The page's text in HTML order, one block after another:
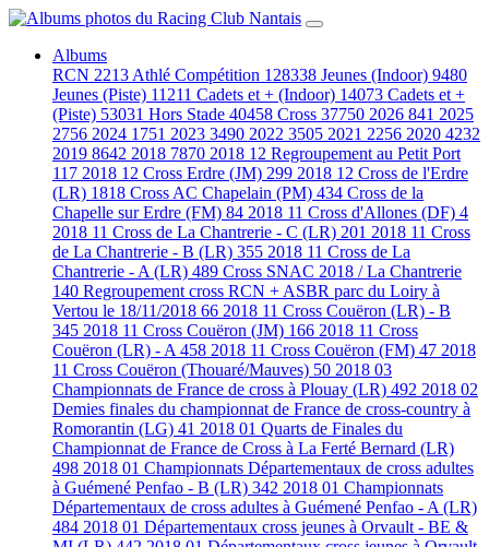
Albums
RCN 2213 Athlé Compétition 128338 Jeunes (Indoor) 9480
Jeunes (Piste) 11211 Cadets et + (Indoor) 14073 Cadets et +
(Piste) 53031 Hors Stade 40458 Cross 37750 2026 841 2025
2756 2024 1751 2023 3490 2022 3505 2021 2256 2020 4232
2019 8642 2018 7870 2018 12 Regroupement au Petit Port
117 2018 12 Cross Erdre (JM) 299 2018 12 Cross de l'Erdre
(LR) 1818 Cross AC Chapelain (PM) 434 Cross de la
Chapelle sur Erdre (FM) 84 2018 11 Cross d'Allones (DF) 4
2018 11 Cross de La Chantrerie - C (LR) 201 2018 11 Cross
de La Chantrerie - B (LR) 355 2018 11 Cross de La
Chantrerie - A (LR) 489 Cross SNAC 2018 / La Chantrerie
140 Regroupement cross RCN + ASBR parc du Loiry à
Vertou le 18/11/2018 66 2018 11 Cross Couëron (LR) - B
345 2018 11 Cross Couëron (JM) 166 2018 11 Cross
Couëron (LR) - A 458 2018 11 Cross Couëron (FM) 47 2018
11 Cross Couëron (Thouaré/Mauves) 50 2018 03
Championnats de France de cross à Plouay (LR) 492 2018 02
Demies finales du championnat de France de cross-country à
Romorantin (LG) 41 2018 01 Quarts de Finales du
Championnat de France de Cross à La Ferté Bernard (LR)
498 2018 01 Championnats Départementaux de cross adultes
à Guémené Penfao - B (LR) 342 2018 01 Championnats
Départementaux de cross adultes à Guémené Penfao - A (LR)
484 2018 01 Départementaux cross jeunes à Orvault - BE &